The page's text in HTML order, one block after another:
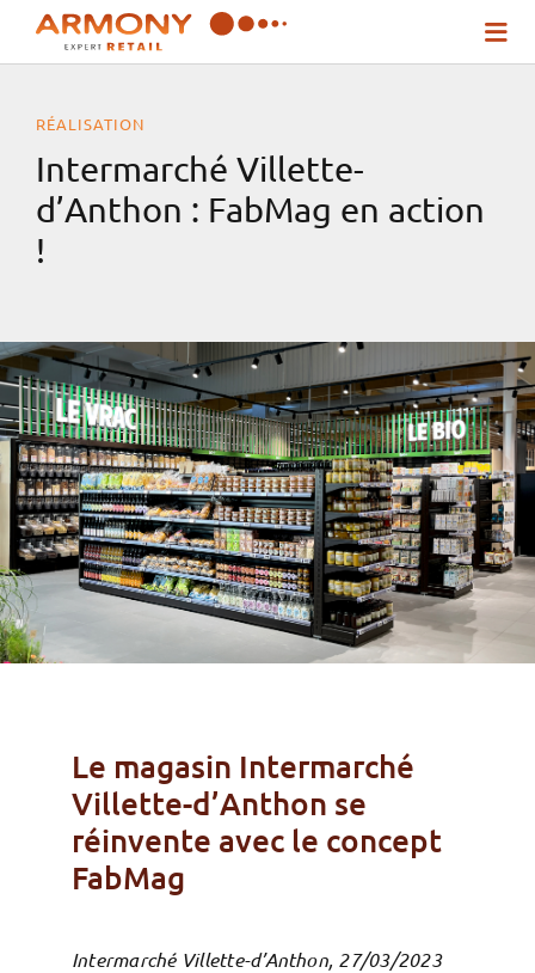
Passer
Qui sommes-nous ?
Nos solutions
Actualités
Contact
RÉALISATION
Intermarché Villette-
d’Anthon : FabMag en action
!
Le magasin Intermarché
Villette-d’Anthon se
réinvente avec le concept
FabMag
Intermarché Villette-d’Anthon, 27/03/2023